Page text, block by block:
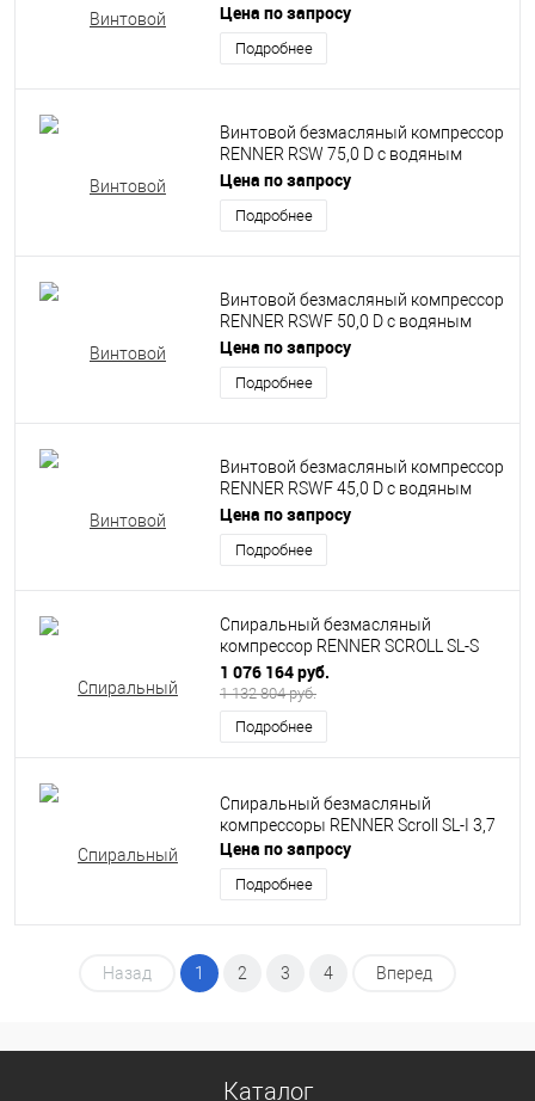
Цена по запросу
Подробнее
Винтовой безмасляный компрессор
RENNER RSW 75,0 D с водяным
впрыском
Цена по запросу
Подробнее
Винтовой безмасляный компрессор
RENNER RSWF 50,0 D с водяным
впрыском
Цена по запросу
Подробнее
Винтовой безмасляный компрессор
RENNER RSWF 45,0 D с водяным
впрыском
Цена по запросу
Подробнее
Спиральный безмасляный
компрессор RENNER SCROLL SL-S
5,5
1 076 164 руб.
1 132 804 руб.
Подробнее
Спиральный безмасляный
компрессоры RENNER Scroll SL-I 3,7
Цена по запросу
Подробнее
Назад 1 2 3 4 Вперед
Каталог